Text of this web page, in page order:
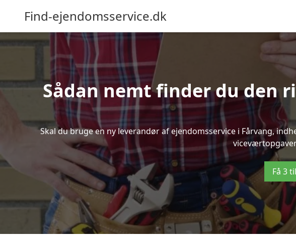
Find-ejendomsservice.dk
Sådan nemt finder du den
Skal du bruge en ny leverandør af ejendomsservice i Fårvang,
Få 3